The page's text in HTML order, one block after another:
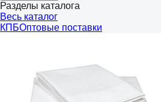
Разделы каталога
Весь каталог
КПБОптовые поставки